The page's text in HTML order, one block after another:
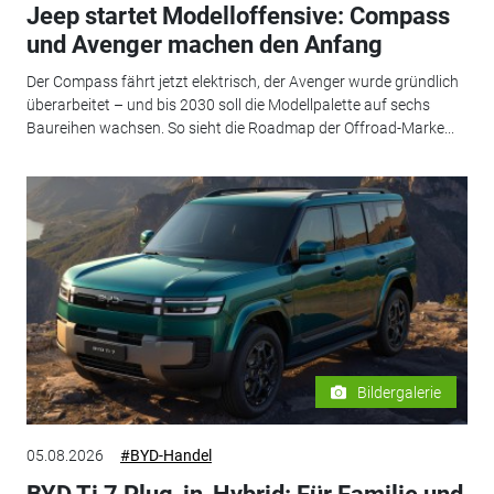
Jeep startet Modelloffensive: Compass
und Avenger machen den Anfang
Der Compass fährt jetzt elektrisch, der Avenger wurde gründlich
überarbeitet – und bis 2030 soll die Modellpalette auf sechs
Baureihen wachsen. So sieht die Roadmap der Offroad-Marke...
Bildergalerie
05.08.2026 #BYD-Handel